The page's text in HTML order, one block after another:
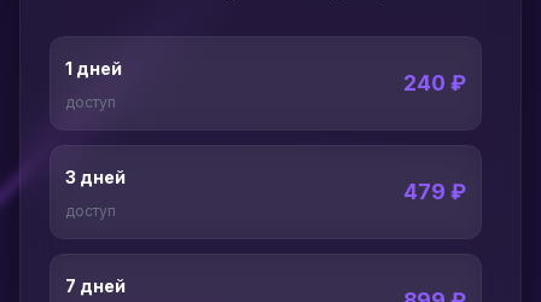
1 дней
доступ
240 ₽
3 дней
доступ
479 ₽
7 дней